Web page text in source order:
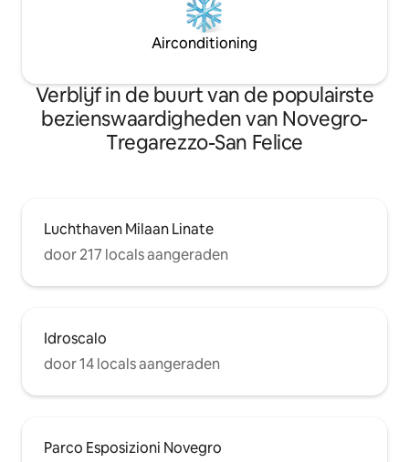
Airconditioning
Verblijf in de buurt van de populairste
bezienswaardigheden van Novegro-
Tregarezzo-San Felice
Luchthaven Milaan Linate
door 217 locals aangeraden
Idroscalo
door 14 locals aangeraden
Parco Esposizioni Novegro